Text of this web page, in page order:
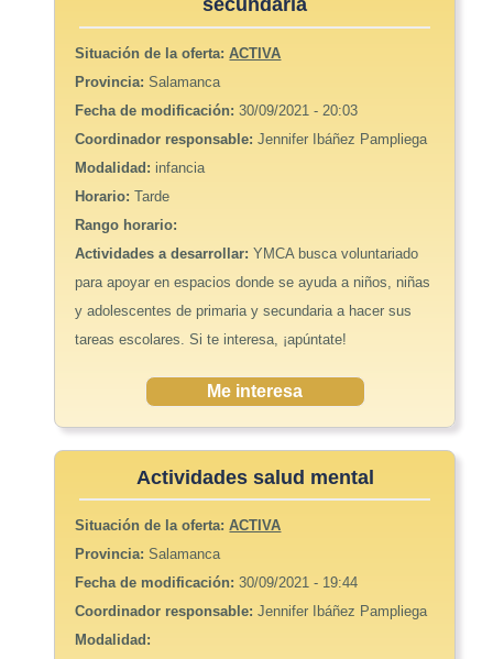
secundaria
Situación de la oferta:ACTIVA
Provincia:Salamanca
Fecha de modificación:30/09/2021 - 20:03
Coordinador responsable:Jennifer Ibáñez Pampliega
Modalidad: infancia
Horario:Tarde
Rango horario:
Actividades a desarrollar:YMCA busca voluntariado
para apoyar en espacios donde se ayuda a niños, niñas
y adolescentes de primaria y secundaria a hacer sus
tareas escolares. Si te interesa, ¡apúntate!
Me interesa
Actividades salud mental
Situación de la oferta:ACTIVA
Provincia:Salamanca
Fecha de modificación:30/09/2021 - 19:44
Coordinador responsable:Jennifer Ibáñez Pampliega
Modalidad: